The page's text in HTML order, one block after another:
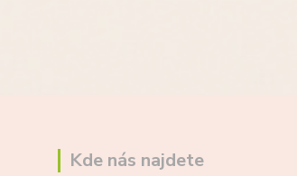
Kde nás najdete